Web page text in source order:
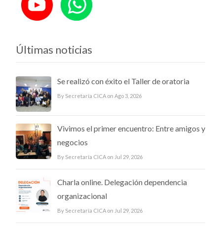
Últimas noticias
Se realizó con éxito el Taller de oratoria
By Secretaría CICA on Ago 3, 2026
Vivimos el primer encuentro: Entre amigos y
negocios
By Secretaría CICA on Jul 29, 2026
Charla online. Delegación dependencia
organizacional
By Secretaría CICA on Jul 29, 2026